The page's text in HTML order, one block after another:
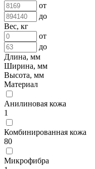
от
до
Вес, кг
от
до
Длина, мм
Ширина, мм
Высота, мм
Материал
Анилиновая кожа
1
Комбинированная кожа
80
Микрофибра